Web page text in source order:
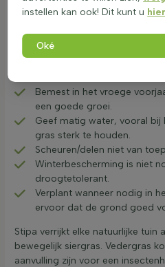
Zorg voor een zonnige plek
Snoei in maart volledig
gezonde hergroei te
Bemest in het vroege
een goede groei.
Geef matig water, vooral
gras sterk te houden.
Scheuren/delen niet van
Winterbescherming is niet
droogtetolerant.
Verplant wanneer nodig in
ervoor dat de grond goed
Stipa verrijkt elke natuurlijke tuin
bewegelijk siergras. Vedergras
aanvulling zijn voor een
instellen kan ook! Dit kunt u hier
Oké